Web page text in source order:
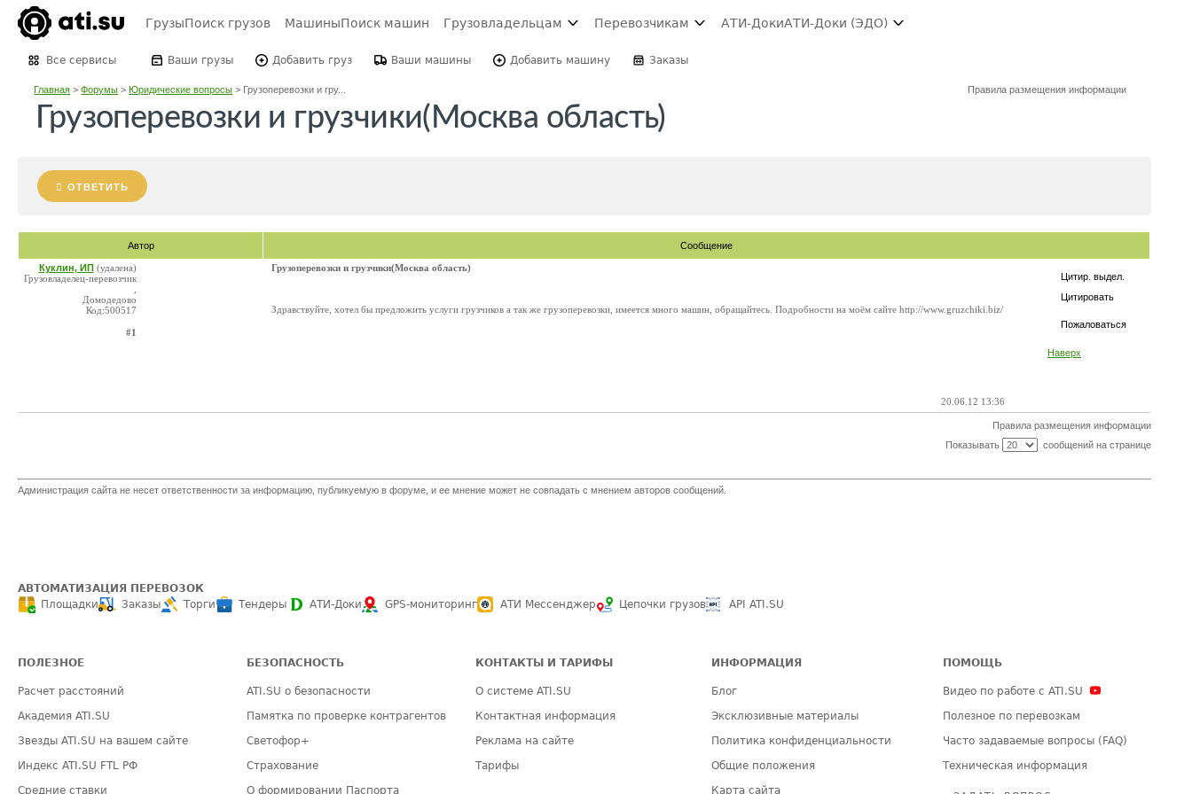
ГрузыПоиск грузов МашиныПоиск машин Грузовладельцам Перевозчикам АТИ-ДокиАТИ-Доки (ЭДО)
Все сервисы Ваши грузы Добавить груз Ваши машины Добавить машину Заказы
Главная >Форумы >Юридические вопросы > Грузоперевозки и гру... Правила размещения информации
Грузоперевозки и грузчики(Москва область)
ОТВЕТИТЬ
Автор Сообщение
Цитир. выдел.
Цитировать
Пожаловаться
Наверх
Куклин, ИП (удалена)
Грузовладелец-перевозчик
Домодедово
Код:500517
#1
Грузоперевозки и грузчики(Москва область)
Здравствуйте, хотел бы предложить услуги грузчиков а так же грузоперевозки, имеется много машин, обращайтесь. Подробности на моём сайте http://www.gruzchiki.biz/
20.06.12 13:36
Правила размещения информации
Показывать
сообщений на странице
Администрация сайта не несет ответственности за информацию, публикуемую в форуме, и ее мнение может не совпадать с мнением авторов сообщений.
АВТОМАТИЗАЦИЯ ПЕРЕВОЗОК
Площадки
Заказы Торги Тендеры АТИ-Доки GPS-мониторинг АТИ Мессенджер Цепочки грузов API ATI.SU
ПОЛЕЗНОЕ
Расчет расстояний
Академия ATI.SU
Звезды ATI.SU на вашем сайте
Индекс ATI.SU FTL РФ
Средние ставки
БЕЗОПАСНОСТЬ
ATI.SU о безопасности
Памятка по проверке контрагентов
Светофор+
Страхование
О формировании Паспорта
КОНТАКТЫ И ТАРИФЫ
О системе ATI.SU
Контактная информация
Реклама на сайте
Тарифы
ИНФОРМАЦИЯ
Блог
Эксклюзивные материалы
Политика конфиденциальности
Общие положения
Карта сайта
ПОМОЩЬ
Видео по работе с ATI.SU
Полезное по перевозкам
Часто задаваемые вопросы (FAQ)
Техническая информация